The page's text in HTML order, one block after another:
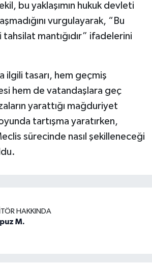
bu yaklaşımın hukuk devleti
vurgulayarak, “Bu
tahsilat mantığıdır” ifadelerini
ilgili tasarı, hem geçmiş
hem de vatandaşlara geç
yarattığı mağduriyet
tartışma yaratırken,
sürecinde nasıl şekilleneceği
HAKKINDA
M.